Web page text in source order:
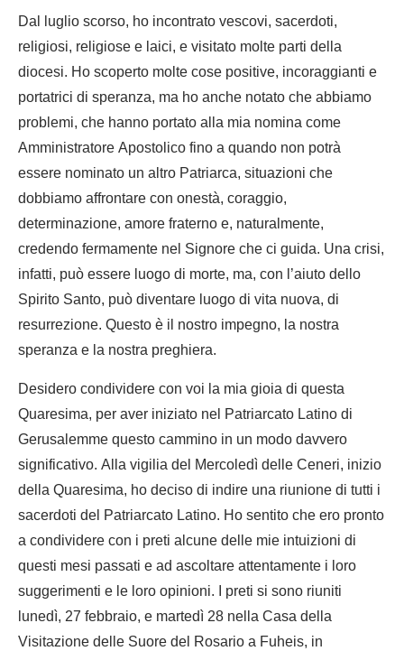
Dal luglio scorso, ho incontrato vescovi, sacerdoti,
religiosi, religiose e laici, e visitato molte parti della
diocesi. Ho scoperto molte cose positive, incoraggianti e
portatrici di speranza, ma ho anche notato che abbiamo
problemi, che hanno portato alla mia nomina come
Amministratore Apostolico fino a quando non potrà
essere nominato un altro Patriarca, situazioni che
dobbiamo affrontare con onestà, coraggio,
determinazione, amore fraterno e, naturalmente,
credendo fermamente nel Signore che ci guida. Una crisi,
infatti, può essere luogo di morte, ma, con l’aiuto dello
Spirito Santo, può diventare luogo di vita nuova, di
resurrezione. Questo è il nostro impegno, la nostra
speranza e la nostra preghiera.
Desidero condividere con voi la mia gioia di questa
Quaresima, per aver iniziato nel Patriarcato Latino di
Gerusalemme questo cammino in un modo davvero
significativo. Alla vigilia del Mercoledì delle Ceneri, inizio
della Quaresima, ho deciso di indire una riunione di tutti i
sacerdoti del Patriarcato Latino. Ho sentito che ero pronto
a condividere con i preti alcune delle mie intuizioni di
questi mesi passati e ad ascoltare attentamente i loro
suggerimenti e le loro opinioni. I preti si sono riuniti
lunedì, 27 febbraio, e martedì 28 nella Casa della
Visitazione delle Suore del Rosario a Fuheis, in